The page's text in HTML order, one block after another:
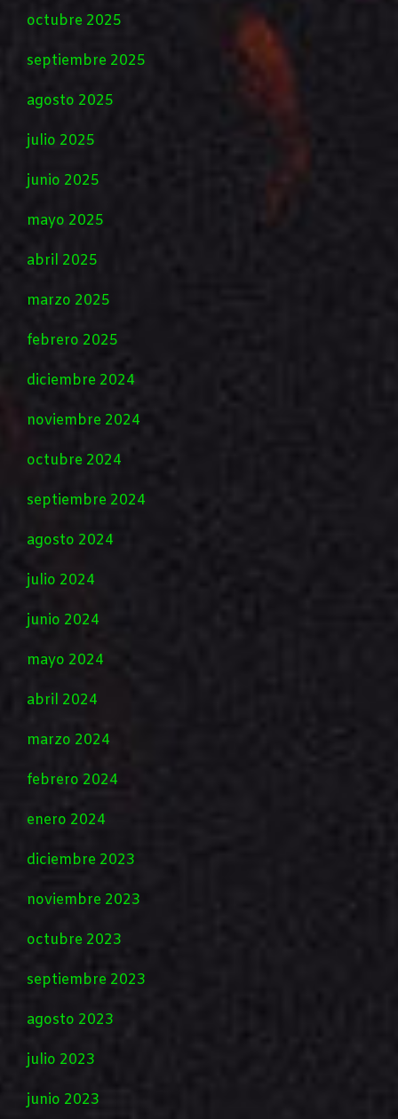
octubre 2025
septiembre 2025
agosto 2025
julio 2025
junio 2025
mayo 2025
abril 2025
marzo 2025
febrero 2025
diciembre 2024
noviembre 2024
octubre 2024
septiembre 2024
agosto 2024
julio 2024
junio 2024
mayo 2024
abril 2024
marzo 2024
febrero 2024
enero 2024
diciembre 2023
noviembre 2023
octubre 2023
septiembre 2023
agosto 2023
julio 2023
junio 2023